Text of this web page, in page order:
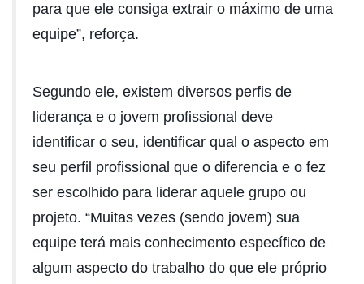
para que ele consiga extrair o máximo de uma
equipe”, reforça.
Segundo ele, existem diversos perfis de
liderança e o jovem profissional deve
identificar o seu, identificar qual o aspecto em
seu perfil profissional que o diferencia e o fez
ser escolhido para liderar aquele grupo ou
projeto. “Muitas vezes (sendo jovem) sua
equipe terá mais conhecimento específico de
algum aspecto do trabalho do que ele próprio